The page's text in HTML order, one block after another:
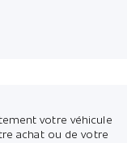
votre véhicule
achat ou de votre